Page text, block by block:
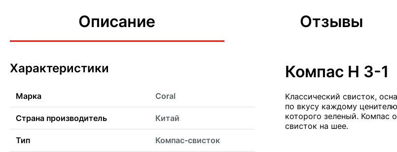
Описание Отзывы
Характеристики
Марка Coral
Страна производитель Китай
Тип Компас-свисток
Компас Н 3-1
Классический свисток,
по вкусу каждому
которого зеленый. Компас
свисток на шее.